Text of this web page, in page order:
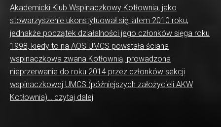
Akademicki Klub Wspinaczkowy Kotłownia, jako
stowarzyszenie ukonstytuował się latem 2010 roku,
jednakże początek działalności jego członków sięga roku
1998, kiedy to na AOS UMCS powstała ściana
wspinaczkowa zwana Kotłownią, prowadzona
nieprzerwanie do roku 2014 przez członków sekcji
wspinaczkowej UMCS (późniejszych założycieli AKW
Kotłownia)… czytaj dalej